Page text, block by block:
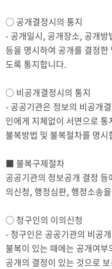
○ 공개결정시의 통지
- 공개일시, 공개장소, 공개
등을 명시하여 공개를 결정
도록 통지합니다.
○ 비공개결정시의 통지
- 공공기관은 정보의 비공개
인에게 지체없이 서면으로
불복방법 및 불복절차를 명시
■ 불복구제절차
공공기관의 정보공개 결정
의신청, 행정심판, 행정소송
○ 청구인의 이의신청
- 청구인은 공공기관의 비공
불복이 있는 때에는 공개여
공개의 결정이 있는 것으로